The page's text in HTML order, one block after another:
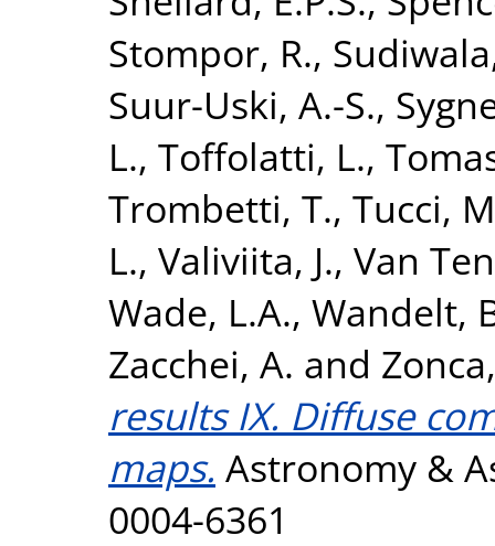
Stompor, R.,
Suur-Uski, A.-S.,
L., Toffolatti, L.,
Trombetti, T., Tucci,
L., Valiviita, J., Van
Wade, L.A., Wandelt,
Zacchei, A. and
results IX. Diffuse
maps. Astronomy &
0004-6361